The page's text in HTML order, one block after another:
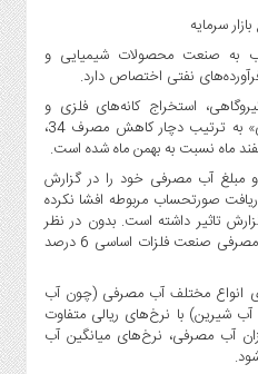
سرمایه
به صنعت محصولات شیمیایی و
نفتی اختصاص دارد.
استخراج کانه‌های فلزی و
محصولات شیمیایی و فلزات اساسی» به ترتیب دچار کاهش مصرف 34،
و مبلغ آب مصرفی خود را در گزارش
صورتحساب مربوطه افشا نکرده
تاثیر داشته است. بدون در نظر
گرفتن نماد فخوز، میزان کاهش آب مصرفی صنعت فلزات اساسی 6 درصد
انواع مختلف آب مصرفی (چون آب
شیرین) با نرخ‌های ریالی متفاوت
آب مصرفی، نرخ‌های میانگین آب